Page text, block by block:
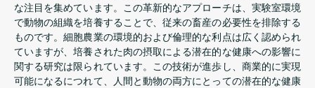
な注目を集めています。この革新的なアプローチは、実験室環境
で動物の組織を培養することで、従来の畜産の必要性を排除する
ものです。細胞農業の環境的および倫理的な利点は広く認められ
ていますが、培養された肉の摂取による潜在的な健康への影響に
関する研究は限られています。この技術が進歩し、商業的に実現
可能になるにつれて、人間と動物の両方にとっての潜在的な健康